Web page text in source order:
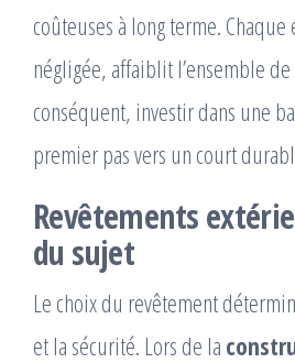
coûteuses à long terme.
négligée, affaiblit l’ensemble
conséquent, investir dans une
premier pas vers un court
Revêtements
du sujet
Le choix du revêtement
et la sécurité. Lors de la